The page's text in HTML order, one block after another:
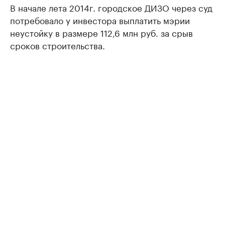
В начале лета 2014г. городское ДИЗО через суд
потребовало у инвестора выплатить мэрии
неустойку в размере 112,6 млн руб. за срыв
сроков строительства.